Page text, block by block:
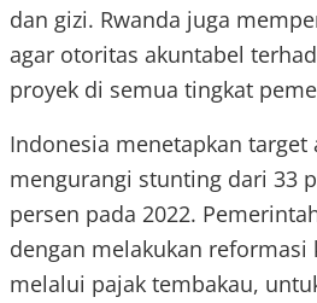
dan gizi. Rwanda juga
agar otoritas akuntabel
proyek di semua tingkat
Indonesia menetapkan
mengurangi stunting dari 33
persen pada 2022.
dengan melakukan
melalui pajak tembakau,